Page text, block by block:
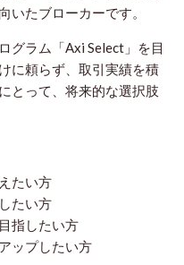
いたブローカーです。
グラム「Axi Select」を目
に頼らず、取引実績を積
とって、将来的な選択肢
たい方
たい方
指したい方
ップしたい方